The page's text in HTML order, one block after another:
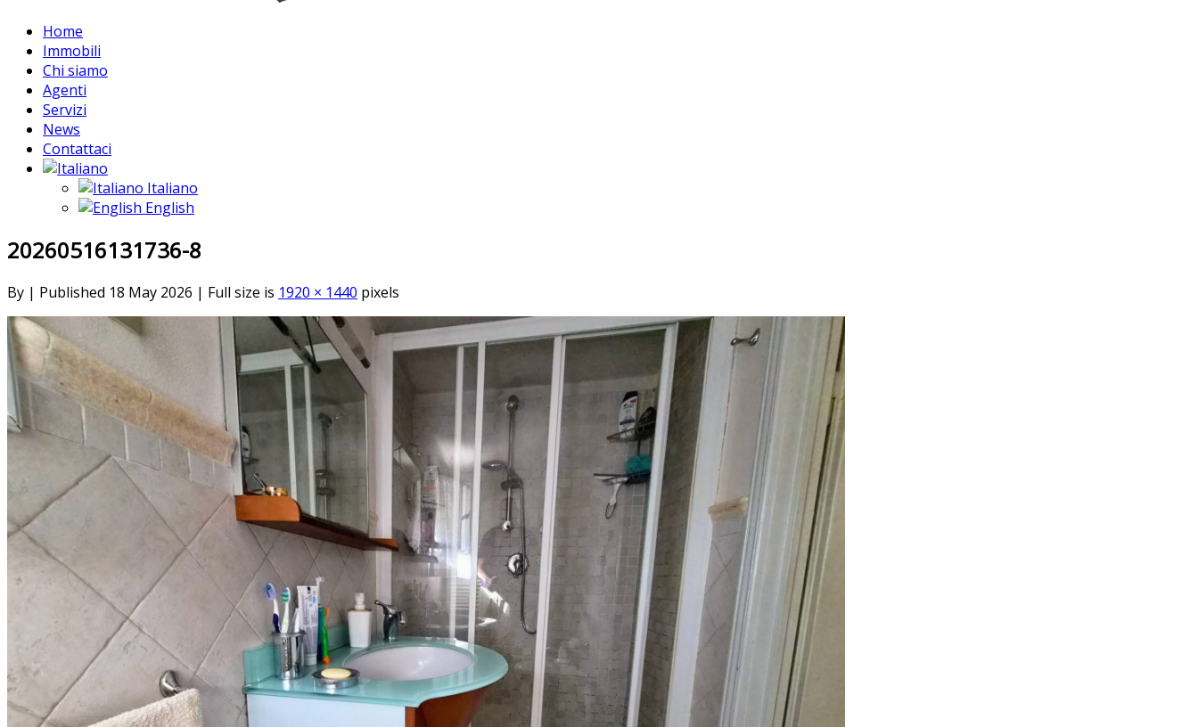
Home
Immobili
Chi siamo
Agenti
Servizi
News
Contattaci
Italiano
English
20260516131736-8
By | Published 18 May 2026 | Full size is 1920 × 1440 pixels